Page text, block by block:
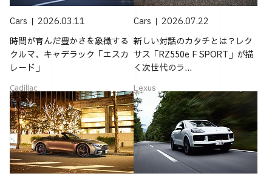
Cars 2026.03.11
時間が育んだ豊かさを象徴する
クルマ、キャデラック「エスカ
レード」
Cadillac
Cars 2026.07.22
新しい対話のカタチとは？レク
サス「RZ550e F SPORT」が描
く次世代のラ...
Lexus